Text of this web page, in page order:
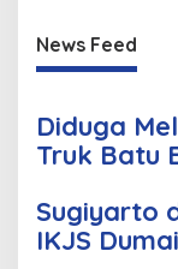
News Feed
Diduga
Truk Batu
Sugiyarto
IKJS